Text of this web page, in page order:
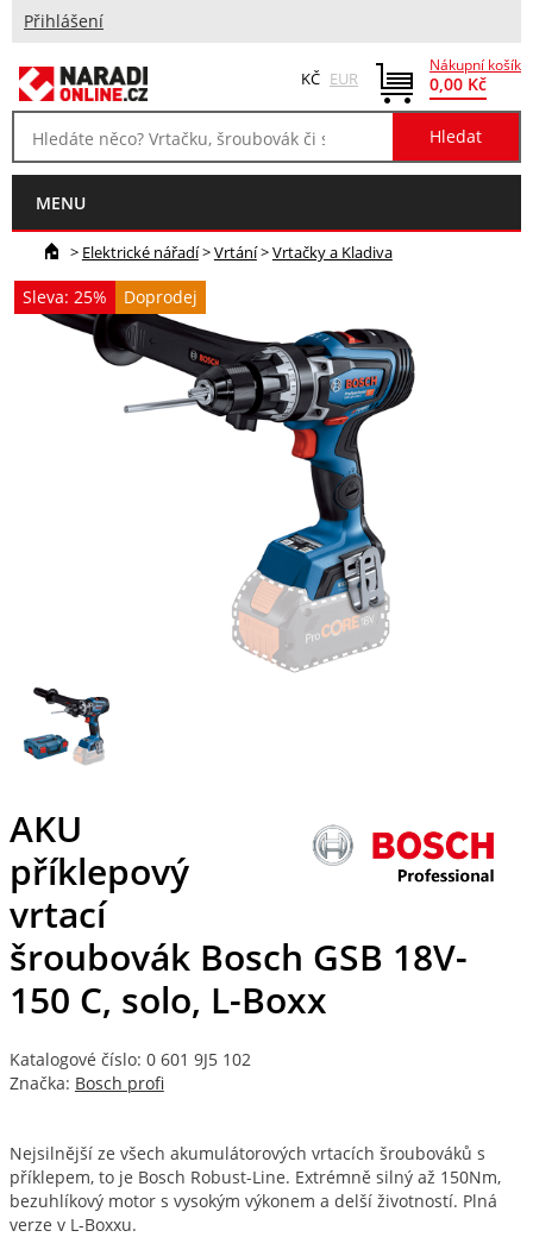
Přihlášení
Nákupní košík
0,00 Kč
KČ EUR
MENU
> Elektrické nářadí>Vrtání>Vrtačky a Kladiva
Sleva: 25% Doprodej
AKU
příklepový
vrtací
šroubovák Bosch GSB 18V-
150 C, solo, L-Boxx
Katalogové číslo: 0 601 9J5 102
Značka: Bosch profi
Nejsilnější ze všech akumulátorových vrtacích šroubováků s
příklepem, to je Bosch Robust-Line. Extrémně silný až 150Nm,
bezuhlíkový motor s vysokým výkonem a delší životností. Plná
verze v L-Boxxu.